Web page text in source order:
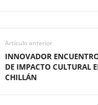
Artículo anterior
INNOVADOR
DE IMPACTO CULTURAL
CHILLÁN